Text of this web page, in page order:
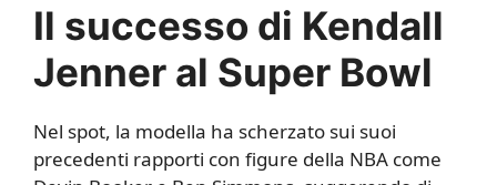
Il successo di Kendall
Jenner al Super Bowl
Nel spot, la modella ha scherzato sui suoi
precedenti rapporti con figure della NBA come